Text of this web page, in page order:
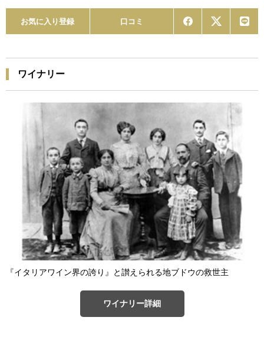
お気に入り登録 口コミ
ワイナリー
『イタリアワイン界の誇り』と讃えられる地ブドウの救世主
ワイナリー詳細